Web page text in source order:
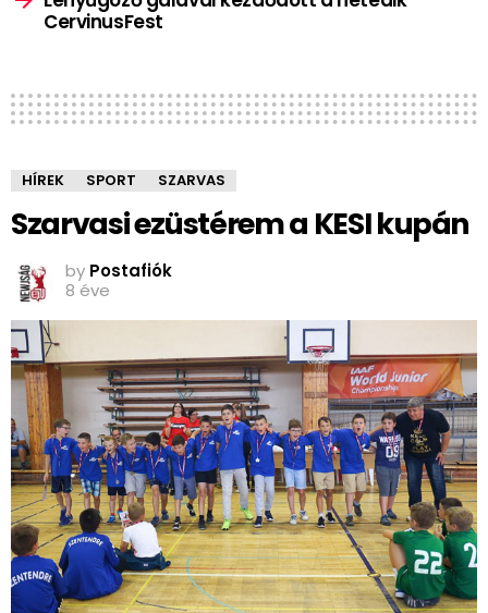
CervinusFest
HÍREK SPORT SZARVAS
Szarvasi ezüstérem a KESI kupán
by Postafiók
8 éve